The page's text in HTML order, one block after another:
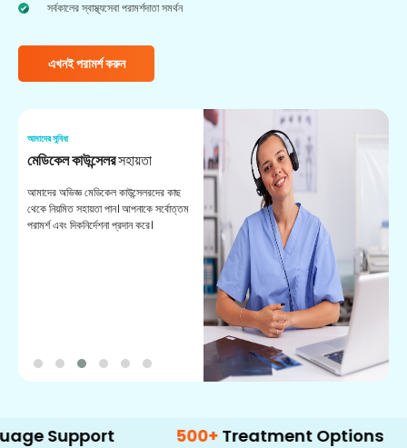
সর্বকালের স্বাস্থ্যসেবা পরামর্শদাতা সমর্থন
এখনই পরামর্শ করুন
আমাদের সুবিধা
মেডিকেল কাউন্সেলরসহায়তা
আমাদের অভিজ্ঞ মেডিকেল কাউন্সেলরদের কাছ
থেকে নিয়মিত সহায়তা পান। আপনাকে সর্বোত্তম
পরামর্শ এবং দিকনির্দেশনা প্রদান করে।
500+ Treatment Options